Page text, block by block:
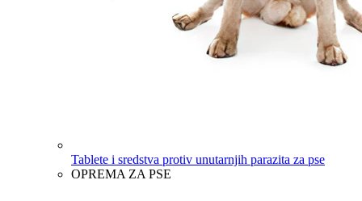
Tablete i sredstva protiv unutarnjih parazita za pse
OPREMA ZA PSE